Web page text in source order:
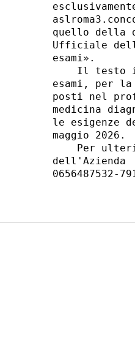
quello della
Ufficiale
esami».
Il testo
esami, per
posti nel
medicina
le esigenze
maggio 2026.
Per
dell'Azienda
0656487532-